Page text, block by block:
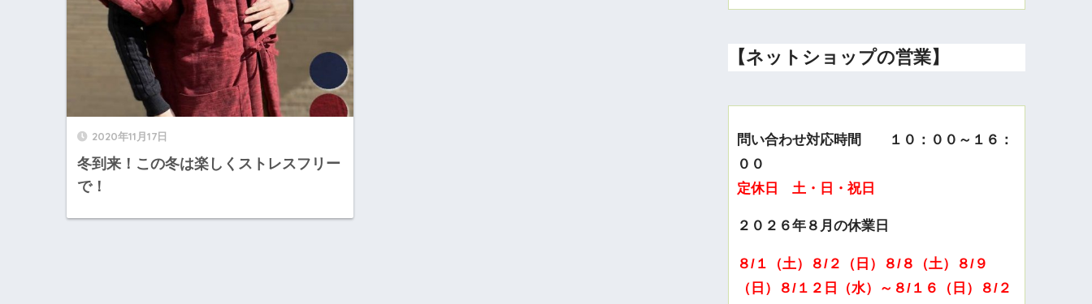
2020年11月17日
冬到来！この冬は楽しくストレスフリー
で！
【ネットショップの営業】
問い合わせ対応時間 １０：００～１６：
００
定休日 土・日・祝日
２０２６年８月の休業日
８/１（土）８/２（日）８/８（土）８/９
（日）８/１２日（水）～８/１６（日）８/２